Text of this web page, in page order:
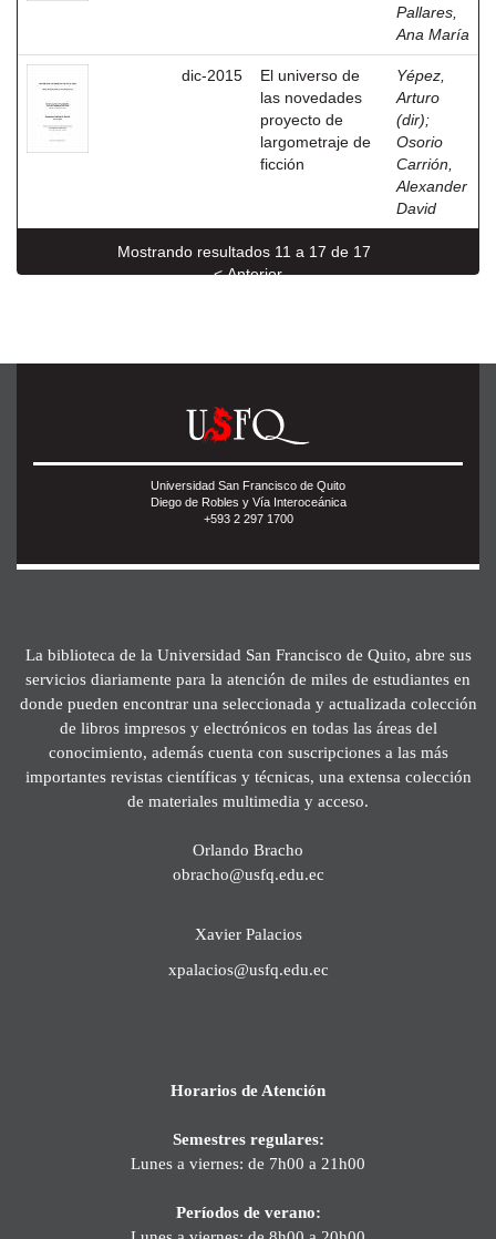
Pallares,
Ana María
dic-2015
El universo de
las novedades
proyecto de
largometraje de
ficción
Yépez,
Arturo
(dir);
Osorio
Carrión,
Alexander
David
Mostrando resultados 11 a 17 de 17
< Anterior
Universidad San Francisco de Quito
Diego de Robles y Vía Interoceánica
+593 2 297 1700
La biblioteca de la Universidad San Francisco de Quito, abre sus
servicios diariamente para la atención de miles de estudiantes en
donde pueden encontrar una seleccionada y actualizada colección
de libros impresos y electrónicos en todas las áreas del
conocimiento, además cuenta con suscripciones a las más
importantes revistas científicas y técnicas, una extensa colección
de materiales multimedia y acceso.
Orlando Bracho
obracho@usfq.edu.ec
Xavier Palacios
xpalacios@usfq.edu.ec
Horarios de Atención
Semestres regulares:
Lunes a viernes: de 7h00 a 21h00
Períodos de verano: